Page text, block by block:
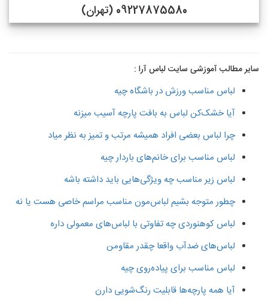
09227875580 (تهران)
سایر مطالب آموزشی سایت لباس آرا :
لباس مناسب ورزش در باشگاه چیه
آیا خشک‌کن لباس به بافت پارچه آسیب میزنه
چرا لباس بعضی افراد همیشه مرتب و تمیز به نظر میاد
لباس مناسب برای خانم‌های باردار چیه
لباس زیر مناسب چه ویژگی‌هایی باید داشته باشه
چطور متوجه بشیم لباس‌مون مناسب مراسم خاصی هست یا نه
لباس کوهنوردی چه تفاوتی با لباس‌های معمولی داره
لباس‌های ضدآب واقعا چقدر مقاومن
لباس مناسب برای پیاده‌روی چیه
آیا همه پارچه‌ها قابلیت رنگ‌شویی دارن